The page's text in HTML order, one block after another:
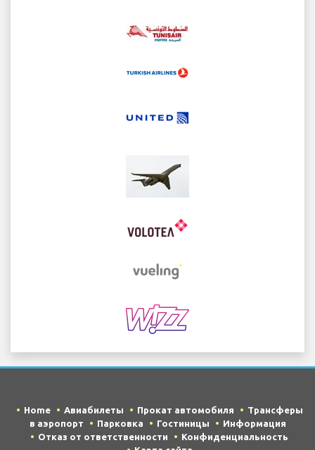
Home Авиабилеты Прокат автомобиля
Трансферы
в аэропорт
Парковка Гостиницы
Информация
Отказ от ответственности
Конфиденциальность